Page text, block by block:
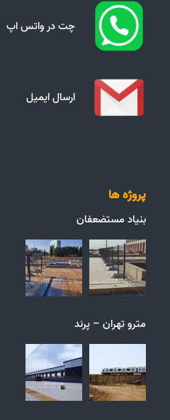
چت در واتس اپ
ارسال ایمیل
پروژه ها
بنیاد مستضعفان
مترو تهران – پرند